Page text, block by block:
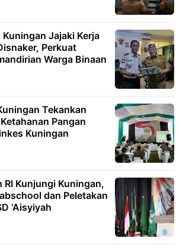
Kuningan Jajaki Kerja
Perkuat
Warga Binaan
Tekankan
Pangan
Kuningan
RI Kunjungi Kuningan,
dan Peletakan
‘Aisyiyah